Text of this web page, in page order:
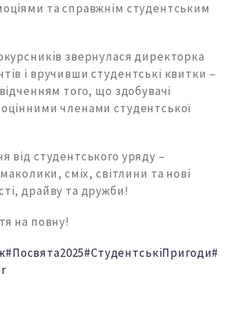
та справжнім студентським
звернулася директорка
і вручивши студентські квитки –
того, що здобувачі
членами студентської
від студентського уряду –
сміх, світлини та нові
драйву та дружби!
на повну!
#Посвята2025#СтудентськіПригоди#